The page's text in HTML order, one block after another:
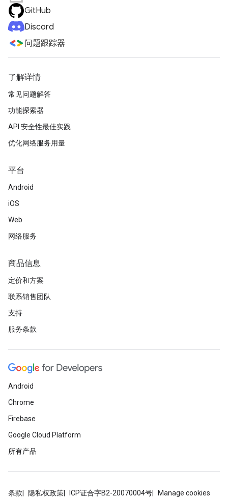
GitHub
Discord
问题跟踪器
了解详情
常见问题解答
功能探索器
API 安全性最佳实践
优化网络服务用量
平台
Android
iOS
Web
网络服务
商品信息
定价和方案
联系销售团队
支持
服务条款
Android
Chrome
Firebase
Google Cloud Platform
所有产品
条款 隐私权政策 ICP证合字B2-20070004号 Manage cookies